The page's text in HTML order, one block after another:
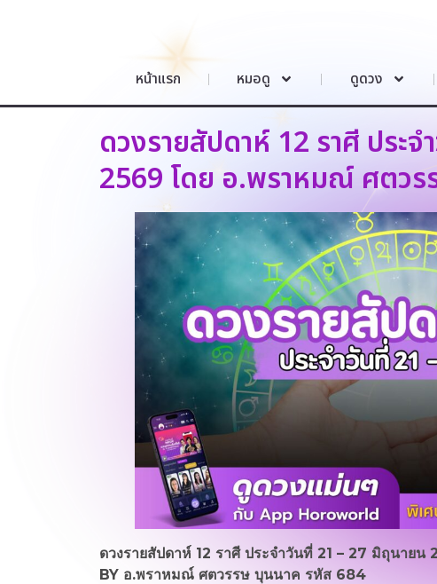
หน้าแรก หมอดู ดูดวง
ดวงรายสัปดาห์ 12 ราศี ประ
2569 โดย อ.พราหมณ์ ศตวร
ดวงรายสัปดาห์ 12 ราศี ประจำวันที่ 21 – 27 มิถุนายน
BY อ.พราหมณ์ ศตวรรษ บุนนาค รหัส 684